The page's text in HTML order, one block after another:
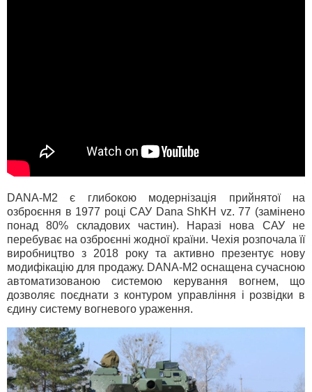
DANA-М2 є глибокою модернізація прийнятої на
озброєння в 1977 році САУ Dana ShKH vz. 77 (замінено
понад 80% складових частин). Наразі нова САУ не
перебуває на озброєнні жодної країни. Чехія розпочала її
виробництво з 2018 року та активно презентує нову
модифікацію для продажу. DANA-М2 оснащена сучасною
автоматизованою системою керування вогнем, що
дозволяє поєднати з контуром управління і розвідки в
єдину систему вогневого ураження.